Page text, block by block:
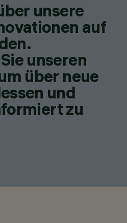
PRODUKTE
unsere
auf
unseren
über neue
und
zu